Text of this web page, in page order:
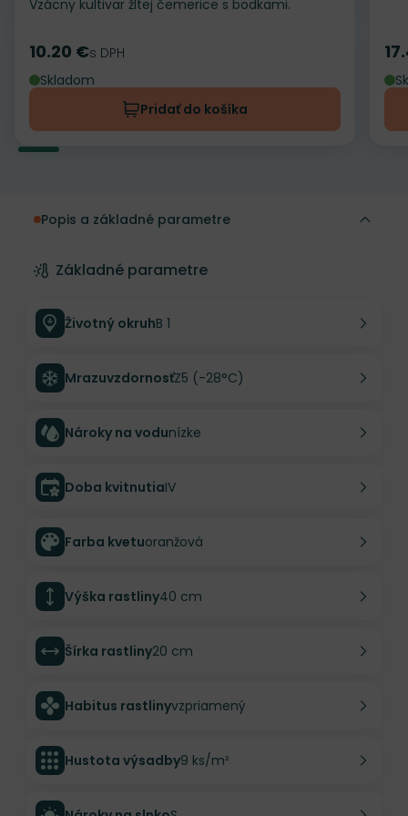
Vzácny kultivar žltej čemerice s bodkami.
Cena
10.20 €s DPH
Skladom
Pridať do košíka
Popis a základné parametre
Základné parametre
Životný okruhB 1
MrazuvzdornosťZ5 (-28°C)
Nároky na vodunízke
Doba kvitnutiaIV
Farba kvetuoranžová
Výška rastliny40 cm
Šírka rastliny20 cm
Habitus rastlinyvzpriamený
Hustota výsadby9 ks/m²